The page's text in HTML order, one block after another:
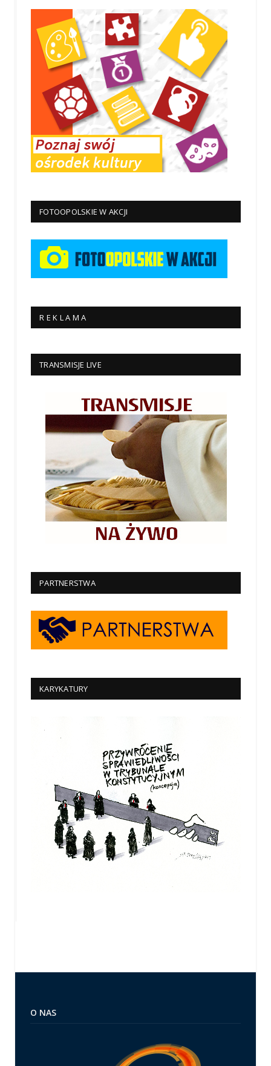
FOTOOPOLSKIE W AKCJI
R E K L A M A
TRANSMISJE LIVE
PARTNERSTWA
KARYKATURY
O NAS